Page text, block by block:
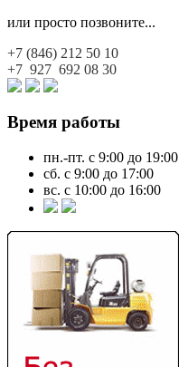
или просто позвоните...
+7 (846) 212 50 10
+7 927 692 08 30
Время работы
пн.-пт. с 9:00 до 19:00
сб. с 9:00 до 17:00
вс. с 10:00 до 16:00